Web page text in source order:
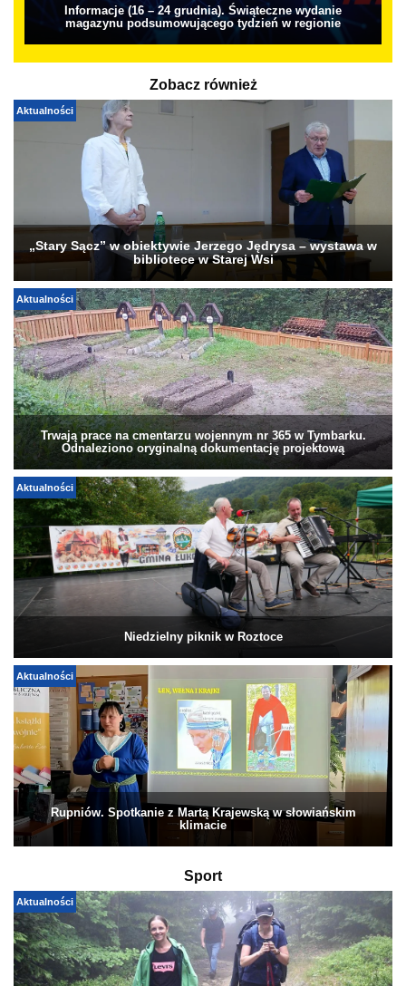
Informacje (16 – 24 grudnia). Świąteczne wydanie
magazynu podsumowującego tydzień w regionie
Zobacz również
Aktualności
„Stary Sącz” w obiektywie Jerzego Jędrysa – wystawa w
bibliotece w Starej Wsi
Aktualności
Trwają prace na cmentarzu wojennym nr 365 w Tymbarku.
Odnaleziono oryginalną dokumentację projektową
Aktualności
Niedzielny piknik w Roztoce
Aktualności
Rupniów. Spotkanie z Martą Krajewską w słowiańskim
klimacie
Sport
Aktualności